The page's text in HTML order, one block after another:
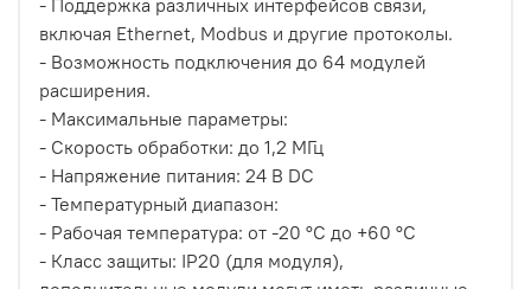
включая Ethernet, Modbus и другие протоколы.
- Возможность подключения до 64 модулей
расширения.
- Максимальные параметры:
- Скорость обработки: до 1,2 МГц
- Напряжение питания: 24 В DC
- Температурный диапазон:
- Рабочая температура: от -20 °C до +60 °C
- Класс защиты: IP20 (для модуля),